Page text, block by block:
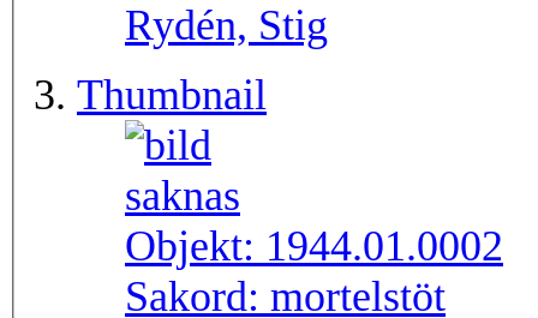
Rydén, Stig
Thumbnail
Objekt: 1944.01.0002
Sakord: mortelstöt